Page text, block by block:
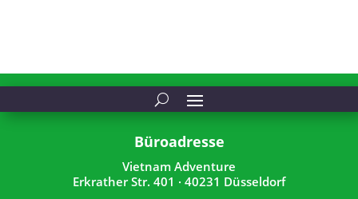
Büroadresse
Vietnam Adventure
Erkrather Str. 401 · 40231 Düsseldorf